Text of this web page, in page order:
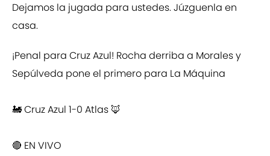
Dejamos la jugada para ustedes. Júzguenla en
casa.
¡Penal para Cruz Azul! Rocha derriba a Morales y
Sepúlveda pone el primero para La Máquina
🚂 Cruz Azul 1-0 Atlas 🦊
🔴 EN VIVO